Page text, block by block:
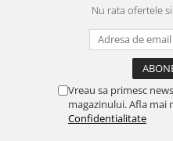
Nu rata ofertele
Vreau sa primesc
magazinului. Afla mai
Confidentialitate